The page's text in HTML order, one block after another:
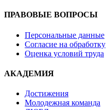
ПРАВОВЫЕ ВОПРОСЫ
Персональные данные
Согласие на обработку
Оценка условий труда
АКАДЕМИЯ
Достижения
Молодежная команда